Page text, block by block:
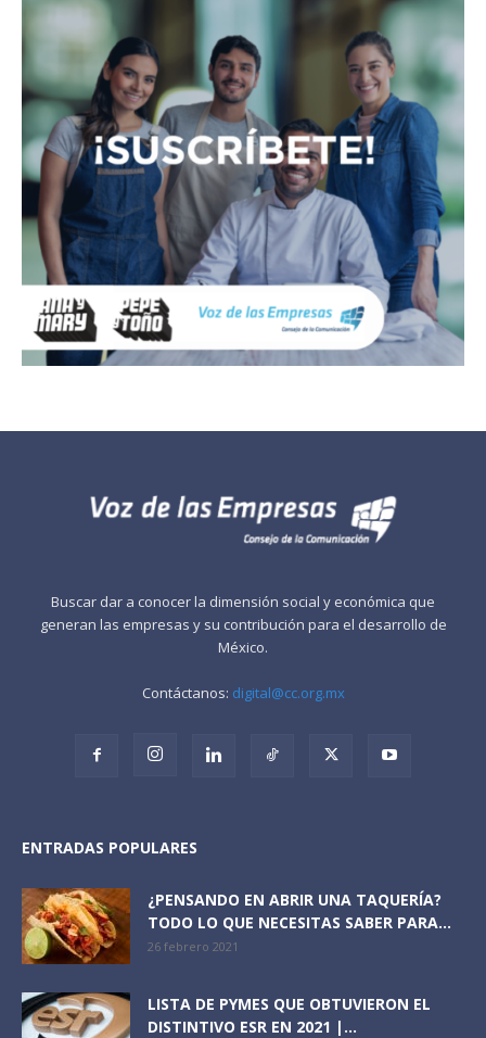
Buscar dar a conocer la dimensión social y económica que
generan las empresas y su contribución para el desarrollo de
México.
Contáctanos: digital@cc.org.mx
ENTRADAS POPULARES
¿PENSANDO EN ABRIR UNA TAQUERÍA?
TODO LO QUE NECESITAS SABER PARA...
26 febrero 2021
LISTA DE PYMES QUE OBTUVIERON EL
DISTINTIVO ESR EN 2021 |...